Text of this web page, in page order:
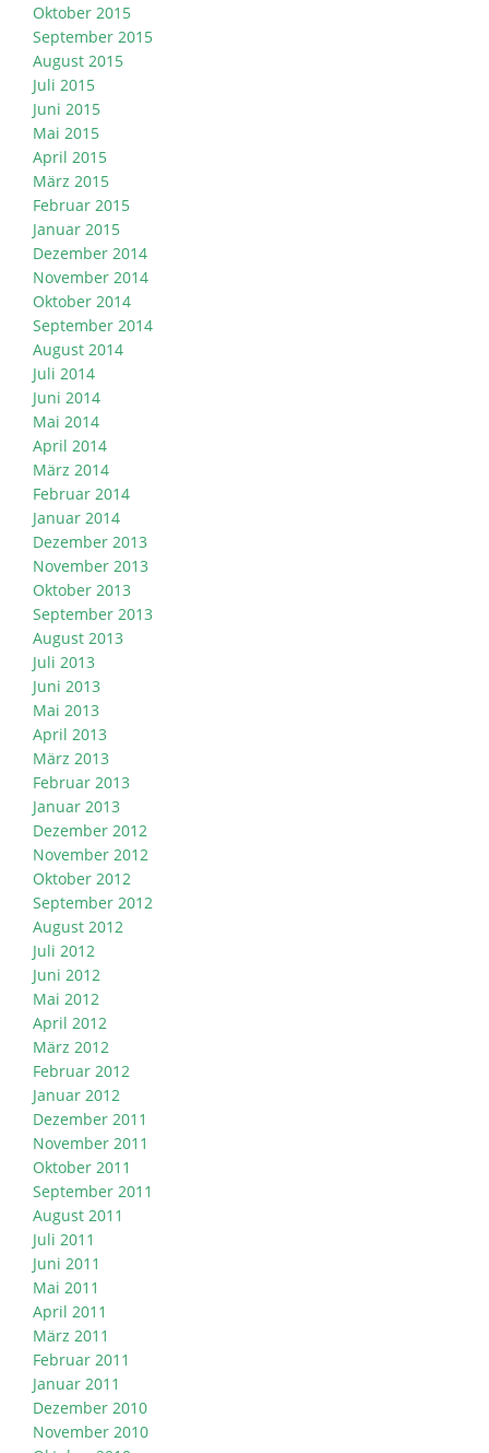
Oktober 2015
September 2015
August 2015
Juli 2015
Juni 2015
Mai 2015
April 2015
März 2015
Februar 2015
Januar 2015
Dezember 2014
November 2014
Oktober 2014
September 2014
August 2014
Juli 2014
Juni 2014
Mai 2014
April 2014
März 2014
Februar 2014
Januar 2014
Dezember 2013
November 2013
Oktober 2013
September 2013
August 2013
Juli 2013
Juni 2013
Mai 2013
April 2013
März 2013
Februar 2013
Januar 2013
Dezember 2012
November 2012
Oktober 2012
September 2012
August 2012
Juli 2012
Juni 2012
Mai 2012
April 2012
März 2012
Februar 2012
Januar 2012
Dezember 2011
November 2011
Oktober 2011
September 2011
August 2011
Juli 2011
Juni 2011
Mai 2011
April 2011
März 2011
Februar 2011
Januar 2011
Dezember 2010
November 2010